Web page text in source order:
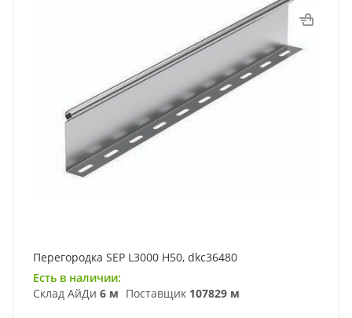
Перегородка SEP L3000 Н50, dkc36480
Есть в наличии:
Склад АйДи 6 м Поставщик 107829 м